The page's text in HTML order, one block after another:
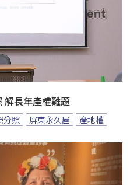
解長年產權難題
分照 屏東永久屋 產地權